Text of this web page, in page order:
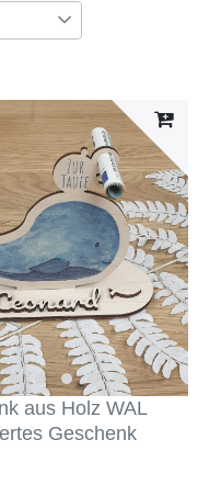
1
1
aus Holz WAL
Geschenk